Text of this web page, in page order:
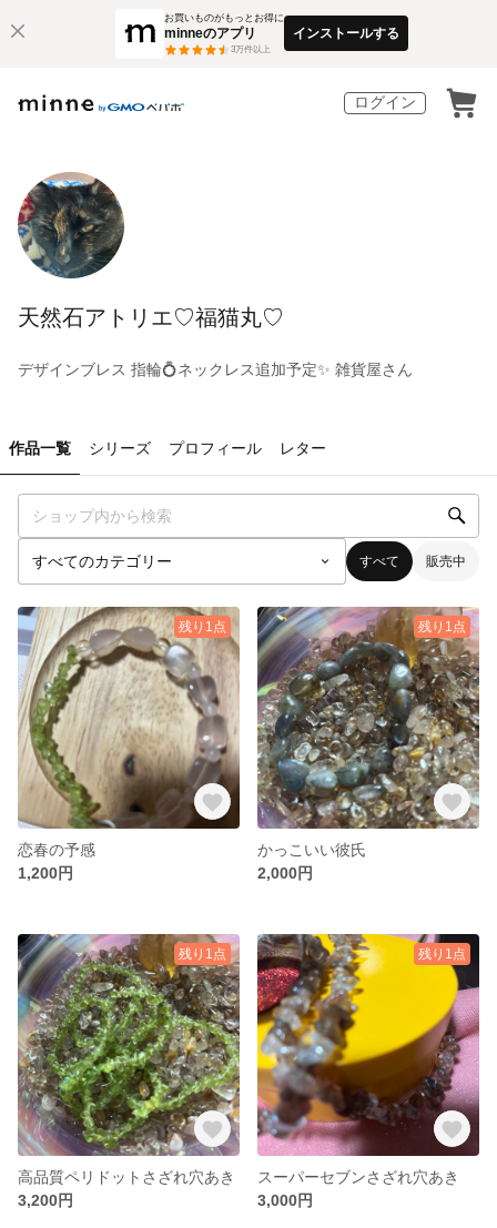
お買いものがもっとお得に
minneのアプリ
3万件以上
インストールする
ログイン
天然石アトリエ♡福猫丸♡
デザインブレス 指輪💍ネックレス追加予定✨ 雑貨屋さん
作品一覧 シリーズ プロフィール レター
すべて 販売中
残り1点
恋春の予感
1,200円
残り1点
かっこいい彼氏
2,000円
残り1点
高品質ペリドットさざれ穴あき
3,200円
残り1点
スーパーセブンさざれ穴あき
3,000円